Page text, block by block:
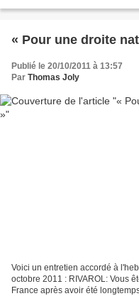
« Pour une droite
Publié le 20/10/2011 à 13:57
Par Thomas Joly
Voici un entretien accordé à
octobre 2011 : RIVAROL: Vous
France après avoir été